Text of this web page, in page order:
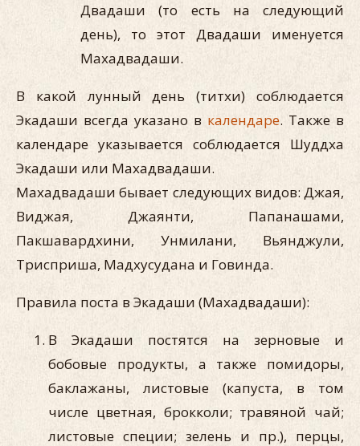
Двадаши (то есть на следующий
день), то этот Двадаши именуется
Махадвадаши.
В какой лунный день (титхи) соблюдается
Экадаши всегда указано в календаре. Также в
календаре указывается соблюдается Шуддха
Экадаши или Махадвадаши.
Махадвадаши бывает следующих видов: Джая,
Виджая, Джаянти, Папанашами,
Пакшавардхини, Унмилани, Вьянджули,
Трисприша, Мадхусудана и Говинда.
Правила поста в Экадаши (Махадвадаши):
В Экадаши постятся на зерновые и
бобовые продукты, а также помидоры,
баклажаны, листовые (капуста, в том
числе цветная, брокколи; травяной чай;
листовые специи; зелень и пр.), перцы,